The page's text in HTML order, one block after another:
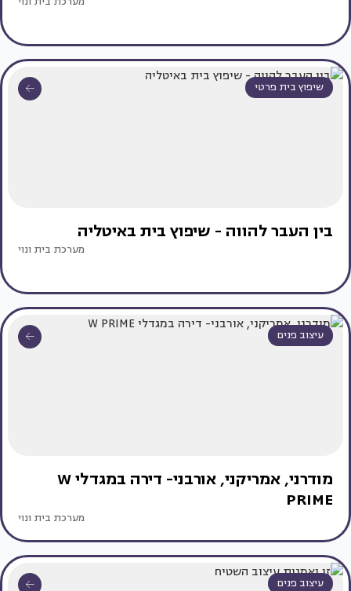
שיפוץ בית פרטי
בין העבר להווה - שיפוץ בית באיטליה
מערכת בית ונוי
עיצוב פנים
מודרני, אמריקני, אורבני- דירה במגדלי W
PRIME
מערכת בית ונוי
עיצוב פנים